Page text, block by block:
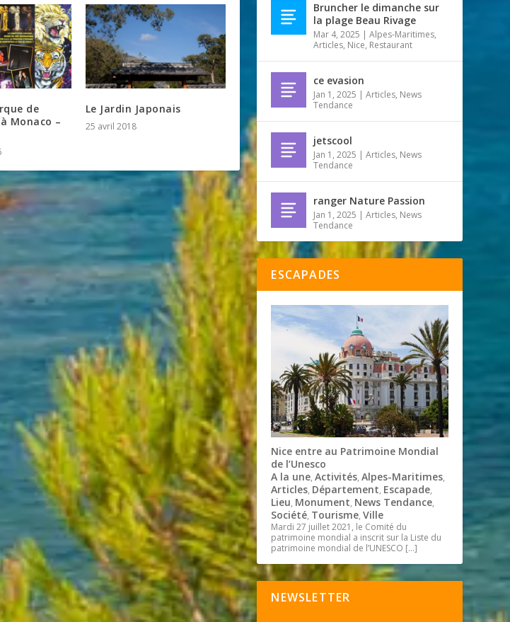
de
Monaco –
Le Jardin Japonais
25 avril 2018
Bruncher le dimanche sur
la plage Beau Rivage
Mar 4, 2025 |Alpes-Maritimes,
Articles, Nice, Restaurant
ce evasion
Jan 1, 2025 |Articles, News
Tendance
jetscool
Jan 1, 2025 |Articles, News
Tendance
ranger Nature Passion
Jan 1, 2025 |Articles, News
Tendance
ESCAPADES
Nice entre au Patrimoine Mondial
de l’Unesco
A la une,Activités,Alpes-Maritimes,
Articles, Département, Escapade,
Lieu, Monument, News Tendance,
Société, Tourisme,Ville
Mardi 27 juillet 2021, le Comité du
patrimoine mondial a inscrit sur la Liste du
patrimoine mondial de l’UNESCO […]
NEWSLETTER